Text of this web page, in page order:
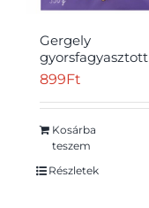
Gergely
gyorsfagyasztott
királyi
g
899Ft
Kosárba
teszem
Részletek